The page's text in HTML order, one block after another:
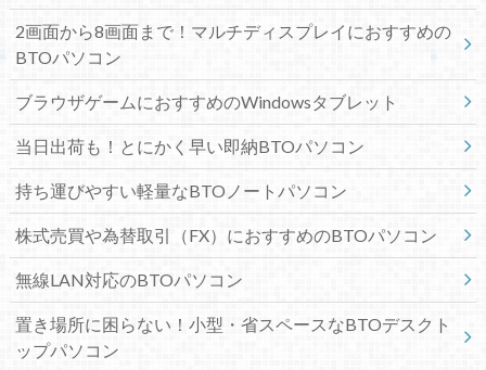
2画面から8画面まで！マルチディスプレイにおすすめの
BTOパソコン
ブラウザゲームにおすすめのWindowsタブレット
当日出荷も！とにかく早い即納BTOパソコン
持ち運びやすい軽量なBTOノートパソコン
株式売買や為替取引（FX）におすすめのBTOパソコン
無線LAN対応のBTOパソコン
置き場所に困らない！小型・省スペースなBTOデスクト
ップパソコン